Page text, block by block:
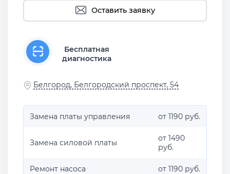
Оставить заявку
Бесплатная
диагностика
Белгород, Белгородский проспект, 54
Замена платы управления от 1190 руб.
Замена силовой платы
от 1490
руб.
Ремонт насоса от 1190 руб.